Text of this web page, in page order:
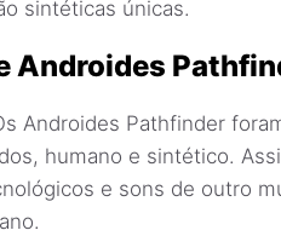
sintéticas únicas.
Androides
Androides Pathfinder
humano e sintético.
e sons de outro